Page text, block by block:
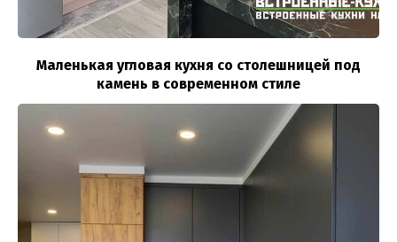
Маленькая угловая кухня со столешницей под
камень в современном стиле